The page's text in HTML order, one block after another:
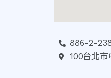
886-2-
100台北